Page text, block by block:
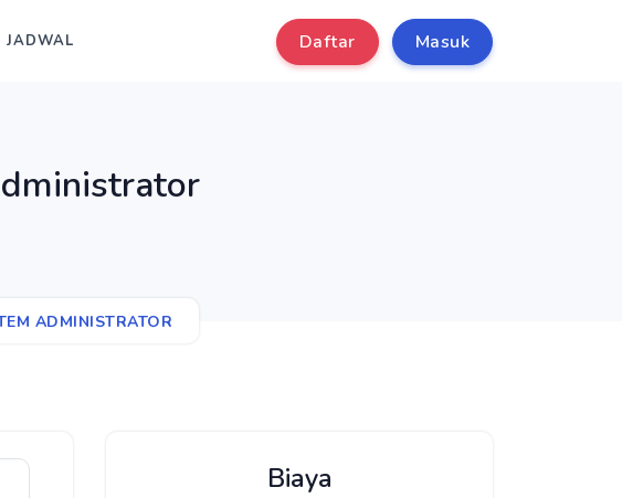
Daftar Masuk
JADWAL
ADMINISTRATOR
Biaya